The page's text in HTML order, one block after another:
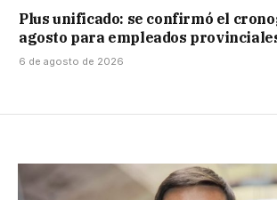
Plus unificado: se confirmó el
agosto para empleados
6 de agosto de 2026